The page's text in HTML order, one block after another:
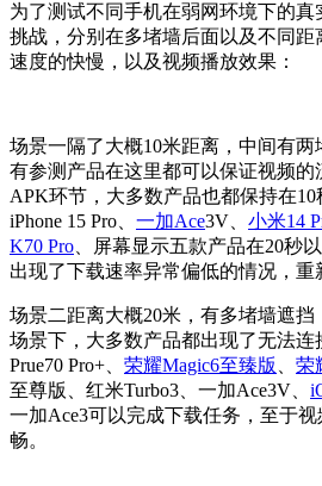
为了测试不同手机在弱网环境下的
挑战，分别在多堵墙后面以及不同
速度的快慢，以及视频播放效果：
场景一隔了大概10米距离，中间有
有参测产品在这里都可以保证视频的
APK环节，大多数产品也都保持在
iPhone 15 Pro、 一加Ace3V、 小米14
K70 Pro 、屏幕显示五款产品在20秒
出现了下载速率异常偏低的情况，重
场景二距离大概20米，有多堵墙遮
场景下，大多数产品都出现了无法连
Prue70 Pro+、 荣耀Magic6至臻版 荣
至尊版、红米Turbo3、一加Ace3V、
一加Ace3可以完成下载任务，至于
畅。